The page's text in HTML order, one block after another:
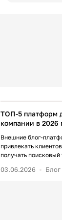
ТОП-5 платформ
компании в 2026
Внешние блог-
привлекать
получать
аудитория. Это
03.06.2026 Блог